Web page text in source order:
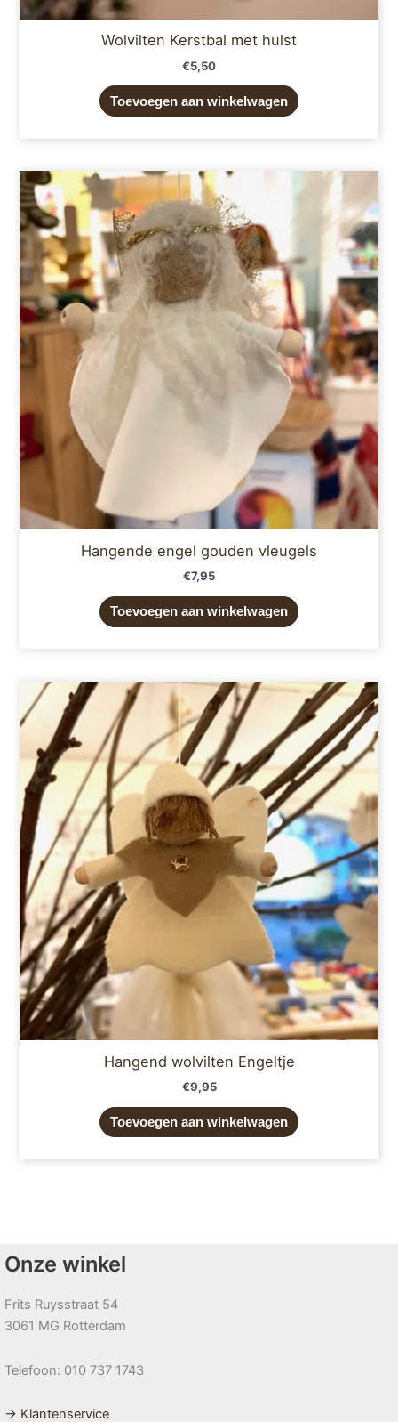
Wolvilten Kerstbal met hulst
€5,50
Toevoegen aan winkelwagen
Hangende engel gouden vleugels
€7,95
Toevoegen aan winkelwagen
Hangend wolvilten Engeltje
€9,95
Toevoegen aan winkelwagen
Onze winkel
Frits Ruysstraat 54
3061 MG Rotterdam
Telefoon: 010 737 1743
→ Klantenservice